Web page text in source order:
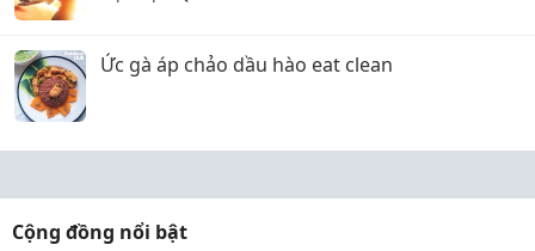
Ức gà áp chảo dầu hào eat clean
Cộng đồng nổi bật